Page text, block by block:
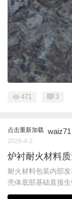
471 3
点击重新加载 waiz71
2026-4-3
炉衬耐火材料
耐火材料包装内部
壳体底部基础直接生